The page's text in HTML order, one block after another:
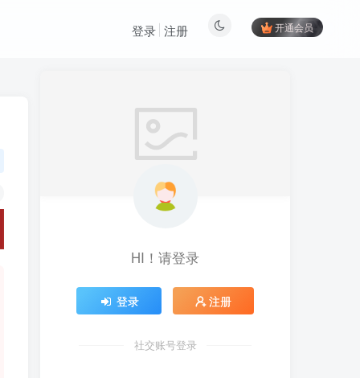
开通会员
登录 注册
HI！请登录
登录 注册
社交账号登录